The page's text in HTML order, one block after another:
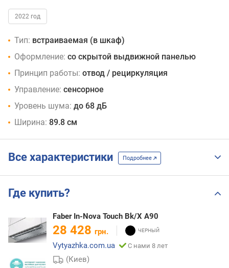
2022 год
Тип: встраиваемая (в шкаф)
Оформление: со скрытой выдвижной панелью
Принцип работы: отвод / рециркуляция
Управление: сенсорное
Уровень шума: до 68 дБ
Ширина: 89.8 см
Все характеристики Подробнее
Где купить?
Faber In-Nova Touch Bk/X A90
28 428 грн.
Vytyazhka.com.ua
С нами 8 лет
(Киев)